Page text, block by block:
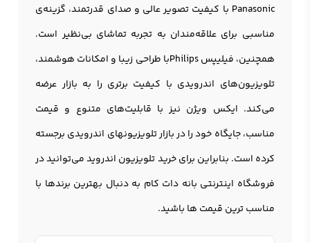
Panasonic با کیفیت تصویر عالی و صدای قدرتمند، گزینه‌ی
مناسبی برای علاقه‌مندان به تجربه تماشای بی‌نظیر است.
همچنین، فیلیپس Philipsبا طراحی زیبا و امکانات هوشمند،
تلویزیون‌های اندرویدی با کیفیت برتری را به بازار عرضه
می‌کند. ایکس ویژن نیز با قابلیت‌های متنوع و قیمت
مناسب، جایگاه خود را در بازار تلویزيونهای اندرویدی برجسته
کرده است. بنابراین برای خریدتلویزیون اندرویدمی‌توانید در
فروشگاه اینترنتی بانه دات کام به دنبال بهترین برندها با
مناسب ترین قیمت ها باشید.